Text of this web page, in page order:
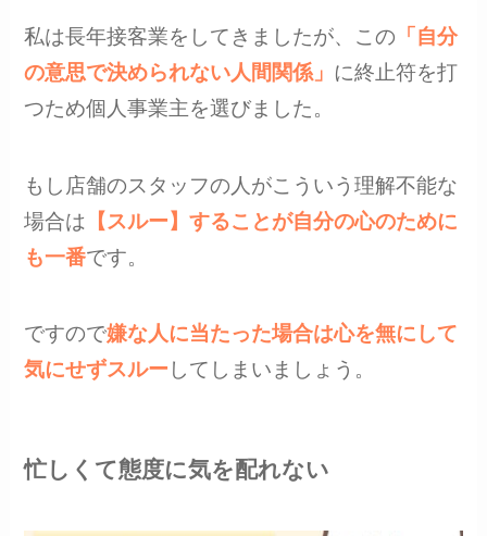
私は長年接客業をしてきましたが、この 「自分
の意思で決められない人間関係」 に終止符を打
つため個人事業主を選びました。
もし店舗のスタッフの人がこういう理解不能な
場合は
【スルー】することが自分の心のために
も一番です。
ですので嫌な人に当たった場合は心を無にして
気にせずスルー してしまいましょう。
忙しくて態度に気を配れない